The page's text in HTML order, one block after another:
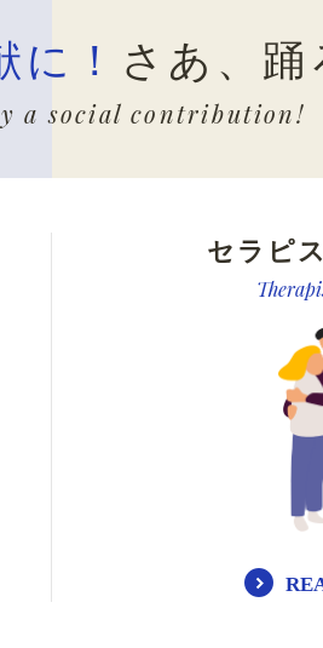
！ さあ、踊
a social contribution!
セラピ